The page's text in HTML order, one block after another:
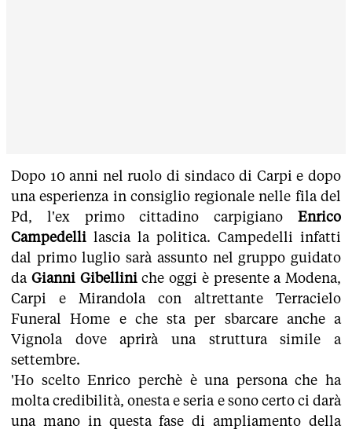
Dopo 10 anni nel ruolo di sindaco di Carpi e dopo
una esperienza in consiglio regionale nelle fila del
Pd, l'ex primo cittadino carpigiano Enrico
Campedelli lascia la politica. Campedelli infatti
dal primo luglio sarà assunto nel gruppo guidato
da Gianni Gibelliniche oggi è presente a Modena,
Carpi e Mirandola con altrettante Terracielo
Funeral Home e che sta per sbarcare anche a
Vignola dove aprirà una struttura simile a
settembre.
'Ho scelto Enrico perchè è una persona che ha
molta credibilità, onesta e seria e sono certo ci darà
una mano in questa fase di ampliamento della